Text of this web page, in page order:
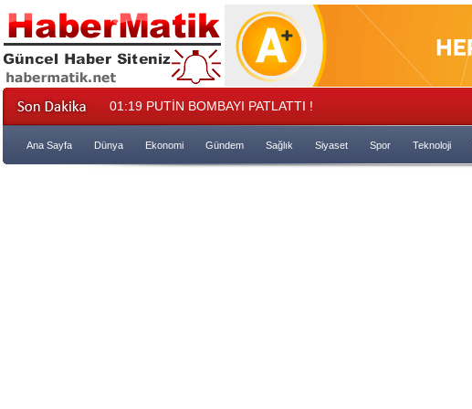
01:19 PUTİN BOMBAYI PATLATTI !
Ana Sayfa Dünya Ekonomi Gündem Sağlık Siyaset Spor Teknoloji